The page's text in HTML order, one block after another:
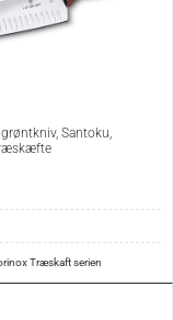
Santoku,
Træskaft serien